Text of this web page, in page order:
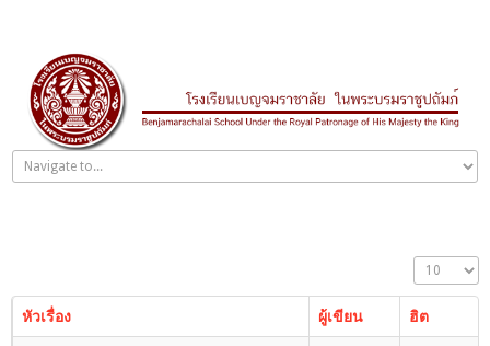
หัวเรื่อง ผู้เขียน ฮิต